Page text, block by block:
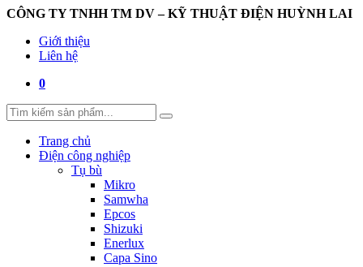
CÔNG TY TNHH TM DV – KỸ THUẬT ĐIỆN HUỲNH LAI
Giới thiệu
Liên hệ
0
Trang chủ
Điện công nghiệp
Tụ bù
Mikro
Samwha
Epcos
Shizuki
Enerlux
Capa Sino